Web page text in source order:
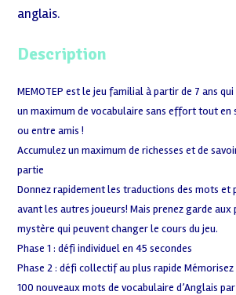
anglais.
Description
MEMOTEP est le jeu familial à partir de 7 ans
un maximum de vocabulaire sans effort tout en
ou entre amis !
Accumulez un maximum de richesses et de
partie
Donnez rapidement les traductions des mots et
avant les autres joueurs! Mais prenez garde aux
mystère qui peuvent changer le cours du jeu.
Phase 1 : défi individuel en 45 secondes
Phase 2 : défi collectif au plus rapide Mémorisez
100 nouveaux mots de vocabulaire d’Anglais